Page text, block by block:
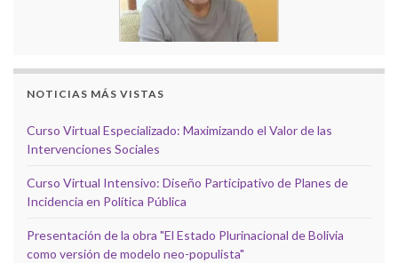
NOTICIAS MÁS VISTAS
Curso Virtual Especializado: Maximizando el Valor de las
Intervenciones Sociales
Curso Virtual Intensivo: Diseño Participativo de Planes de
Incidencia en Política Pública
Presentación de la obra "El Estado Plurinacional de Bolivia
como versión de modelo neo-populista"